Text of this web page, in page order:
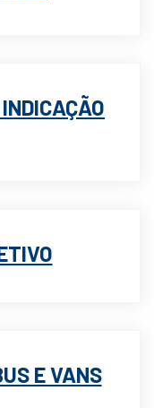
E VANS